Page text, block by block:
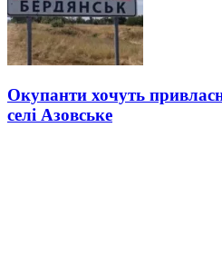
Окупанти хочуть
селі Азовське